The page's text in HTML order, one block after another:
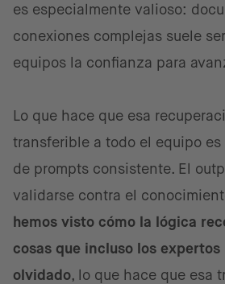
es especialmente valioso:
conexiones complejas suele
equipos la confianza para
Lo que hace que esa
transferible a todo el equipo
de prompts consistente. El
validarse contra el
hemos visto cómo la lógica
cosas que incluso los
olvidado, lo que hace que esa